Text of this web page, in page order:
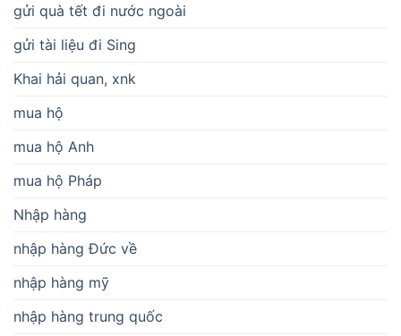
gửi quà tết đi nước ngoài
gửi tài liệu đi Sing
Khai hải quan, xnk
mua hộ
mua hộ Anh
mua hộ Pháp
Nhập hàng
nhập hàng Đức về
nhập hàng mỹ
nhập hàng trung quốc